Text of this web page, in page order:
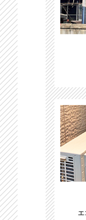
エ